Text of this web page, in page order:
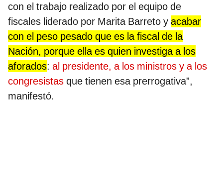
con el trabajo realizado por el equipo de
fiscales liderado por Marita Barreto y acabar
con el peso pesado que es la fiscal de la
Nación, porque ella es quien investiga a los
aforados: al presidente, a los ministros y a los
congresistas que tienen esa prerrogativa”,
manifestó.